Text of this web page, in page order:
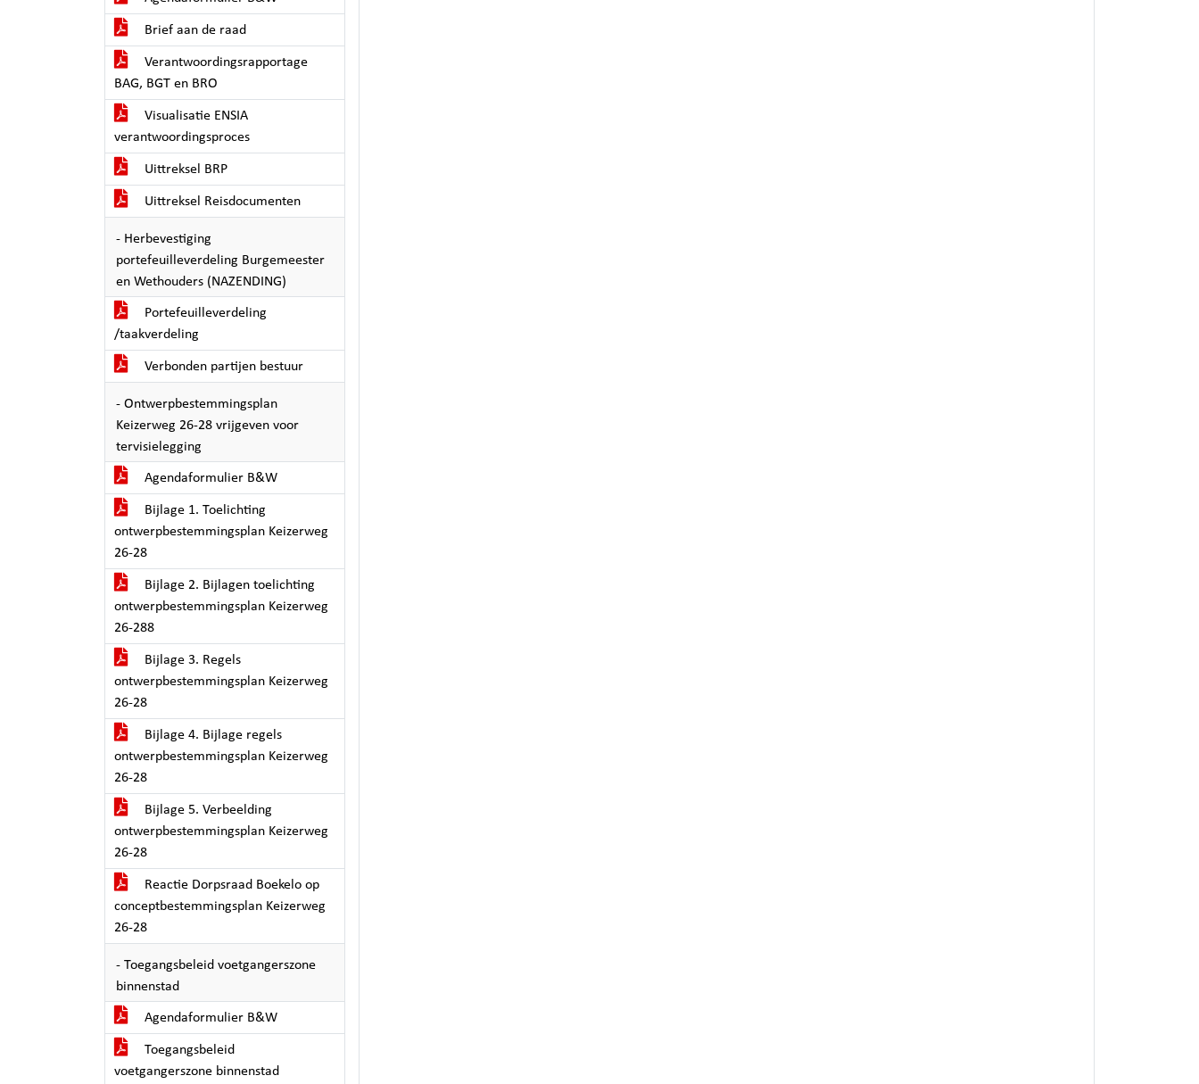
Brief aan de raad
Verantwoordingsrapportage
BAG, BGT en BRO
Visualisatie ENSIA
verantwoordingsproces
Uittreksel BRP
Uittreksel Reisdocumenten
- Herbevestiging
portefeuilleverdeling Burgemeester
en Wethouders (NAZENDING)
Portefeuilleverdeling
/taakverdeling
Verbonden partijen bestuur
- Ontwerpbestemmingsplan
Keizerweg 26-28 vrijgeven voor
tervisielegging
Agendaformulier B&W
Bijlage 1. Toelichting
ontwerpbestemmingsplan Keizerweg
26-28
Bijlage 2. Bijlagen toelichting
ontwerpbestemmingsplan Keizerweg
26-288
Bijlage 3. Regels
ontwerpbestemmingsplan Keizerweg
26-28
Bijlage 4. Bijlage regels
ontwerpbestemmingsplan Keizerweg
26-28
Bijlage 5. Verbeelding
ontwerpbestemmingsplan Keizerweg
26-28
Reactie Dorpsraad Boekelo op
conceptbestemmingsplan Keizerweg
26-28
- Toegangsbeleid voetgangerszone
binnenstad
Agendaformulier B&W
Toegangsbeleid
voetgangerszone binnenstad